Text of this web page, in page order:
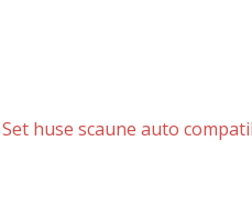
Set huse scaune auto